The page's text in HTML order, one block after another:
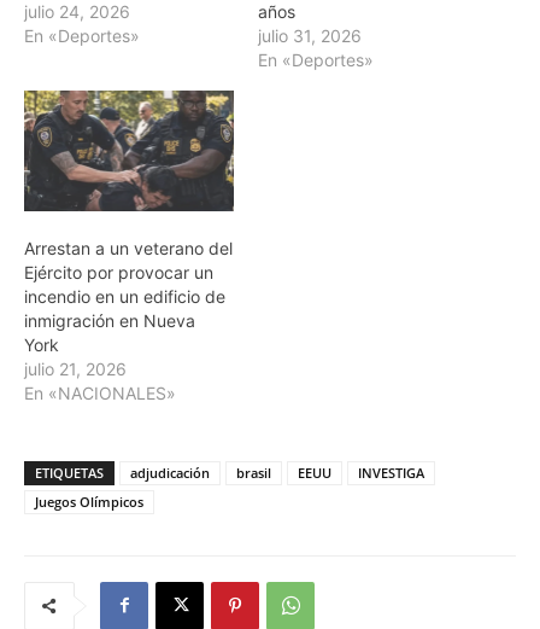
julio 24, 2026
En «Deportes»
años
julio 31, 2026
En «Deportes»
Arrestan a un veterano del
Ejército por provocar un
incendio en un edificio de
inmigración en Nueva
York
julio 21, 2026
En «NACIONALES»
ETIQUETAS adjudicación brasil EEUU
INVESTIGA
Juegos Olímpicos